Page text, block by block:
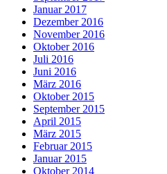
Januar 2017
Dezember 2016
November 2016
Oktober 2016
Juli 2016
Juni 2016
März 2016
Oktober 2015
September 2015
April 2015
März 2015
Februar 2015
Januar 2015
Oktober 2014